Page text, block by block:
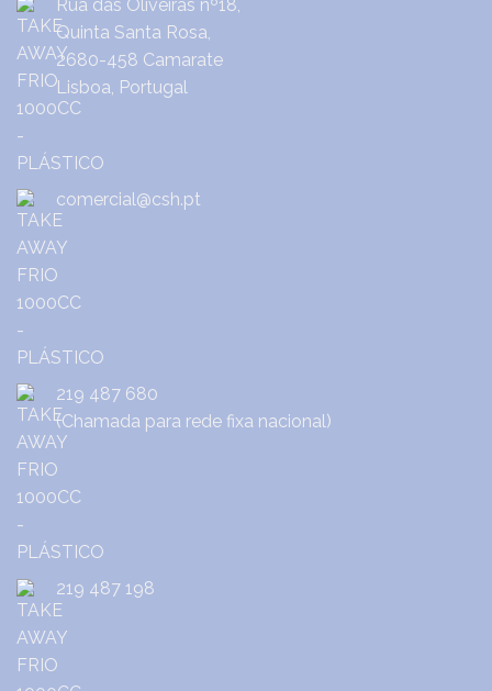
Rua das Oliveiras nº18,
Quinta Santa Rosa,
2680-458 Camarate
Lisboa, Portugal
comercial@csh.pt
219 487 680
(Chamada para rede fixa nacional)
219 487 198